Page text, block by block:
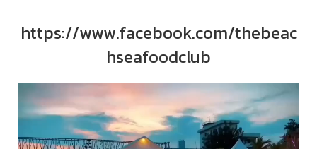
https://www.facebook.com/thebeac
hseafoodclub